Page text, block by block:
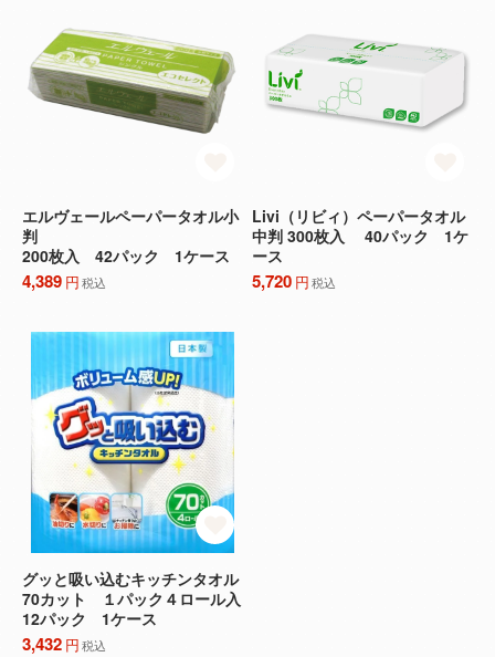
エルヴェールペーパータオル小
判
200枚入 42パック 1ケース
4,389 円税込
Livi（リビィ）ペーパータオル
中判 300枚入 40パック 1ケ
ース
5,720 円税込
グッと吸い込むキッチンタオル
70カット １パック４ロール入
12パック 1ケース
3,432 円税込